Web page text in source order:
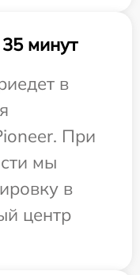
минут
в
При
мы
в
центр